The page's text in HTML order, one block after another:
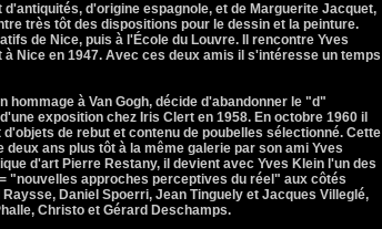
d'origine espagnole, et de Marguerite Jacquet,
très tôt des dispositions pour le dessin et la peinture.
de Nice, puis à l'École du Louvre. Il rencontre Yves
Nice en 1947. Avec ces deux amis il s'intéresse un temps
à Van Gogh, décide d'abandonner le "d"
exposition chez Iris Clert en 1958. En octobre 1960 il
de rebut et contenu de poubelles sélectionné. Cette
ans plus tôt à la même galerie par son ami Yves
d'art Pierre Restany, il devient avec Yves Klein l'un des
"nouvelles approches perceptives du réel" aux côtés
Daniel Spoerri, Jean Tinguely et Jacques Villeglé,
Christo et Gérard Deschamps.